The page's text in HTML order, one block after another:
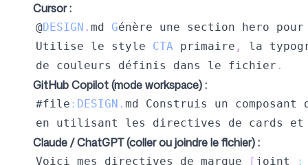
Cursor :
@DESIGN . md Génère une section hero
Utilise le style CTA primaire ,
de couleurs définis dans le fichier .
GitHub Copilot (mode workspace) :
#file : DESIGN . md
Construis
en utilisant les directives de cards et
Claude / ChatGPT (coller ou joindre le fichier) :
Voici mes directives de marque [ joint :